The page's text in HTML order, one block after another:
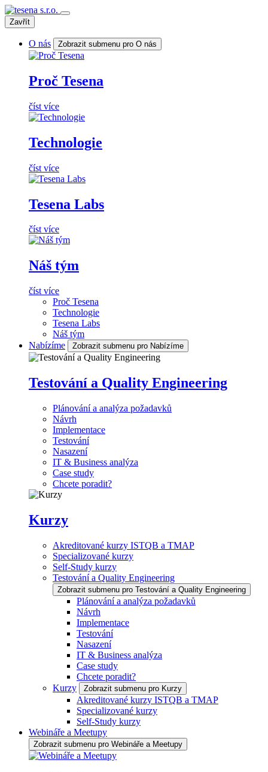
Zavřít
O nás Zobrazit submenu pro O nás
Proč Tesena
číst více
Technologie
číst více
Tesena Labs
číst více
Náš tým
číst více
Proč Tesena
Technologie
Tesena Labs
Náš tým
Nabízíme
Zobrazit submenu pro Nabízíme
Testování a Quality Engineering
Plánování a analýza požadavků
Návrh
Implementace
Testování
Nasazení
IT & Business analýza
Case study
Chcete poradit?
Kurzy
Akreditované kurzy ISTQB a TMAP
Specializované kurzy
Self-Study kurzy
Testování a Quality Engineering
Zobrazit submenu pro Testování a Quality Engineering
Plánování a analýza požadavků
Návrh
Implementace
Testování
Nasazení
IT & Business analýza
Case study
Chcete poradit?
Kurzy
Zobrazit submenu pro Kurzy
Akreditované kurzy ISTQB a TMAP
Specializované kurzy
Self-Study kurzy
Webináře a Meetupy
Zobrazit submenu pro Webináře a Meetupy